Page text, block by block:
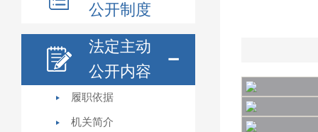
公开制度
法定主动
公开内容
履职依据
机关简介